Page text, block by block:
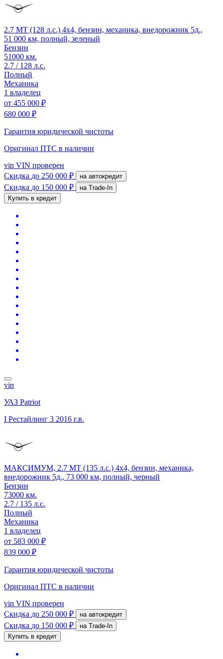
2.7 MT (128 л.с.) 4x4, бензин, механика, внедорожник 5д.,
51 000 км, полный, зеленый
Бензин
51000 км.
2.7 / 128 л.с.
Полный
Механика
1 владелец
от 455 000 ₽
680 000 ₽
Гарантия юридической чистоты
Оригинал ПТС в наличии
vin VIN проверен
Скидка до 250 000 ₽ на автокредит
Скидка до 150 000 ₽
на Trade-In
Купить в кредит
vin
УАЗ Patriot
I Рестайлинг 3 2016 г.в.
МАКСИМУМ, 2.7 MT (135 л.с.) 4x4, бензин, механика,
внедорожник 5д., 73 000 км, полный, черный
Бензин
73000 км.
2.7 / 135 л.с.
Полный
Механика
1 владелец
от 583 000 ₽
839 000 ₽
Гарантия юридической чистоты
Оригинал ПТС в наличии
vin VIN проверен
Скидка до 250 000 ₽ на автокредит
Скидка до 150 000 ₽
на Trade-In
Купить в кредит